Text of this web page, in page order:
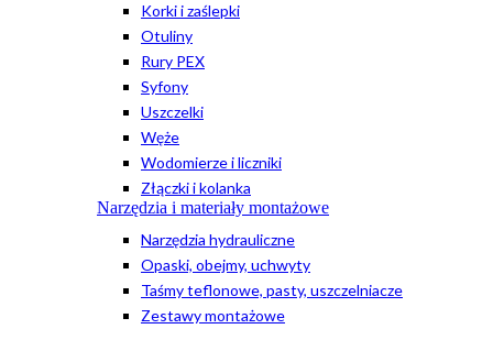
Korki i zaślepki
Otuliny
Rury PEX
Syfony
Uszczelki
Węże
Wodomierze i liczniki
Złączki i kolanka
Narzędzia i materiały montażowe
Narzędzia hydrauliczne
Opaski, obejmy, uchwyty
Taśmy teflonowe, pasty, uszczelniacze
Zestawy montażowe